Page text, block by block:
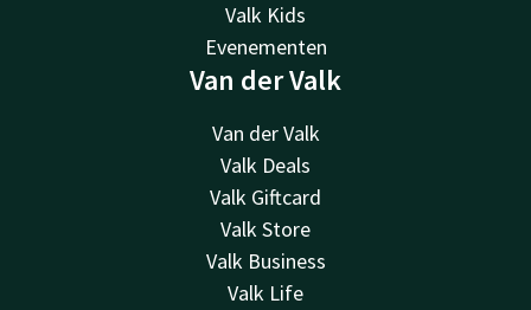
Valk Kids
Evenementen
Van der Valk
Van der Valk
Valk Deals
Valk Giftcard
Valk Store
Valk Business
Valk Life